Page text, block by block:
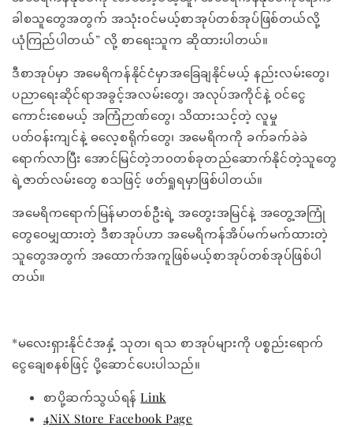
ခါစသူတွေအတွက် အသုံးဝင်မယ့်စာအုပ်တစ်အုပ်ဖြစ်တယ်လို့
ယုံကြည်ပါတယ်” လို့ စာရေးသူက ဆိုထားပါတယ်။
ဒီစာအုပ်မှာ အမေရိကန်နိုင်ငံမှာအခြေချနိုင်မယ့် နည်းလမ်းတွေ၊
ပညာရေးဆိုင်ရာအခွင့်အလမ်းတွေ၊ အလုပ်အကိုင်နဲ့ ဝင်ငွေ
ကောင်းစေမယ့် အကြံဉာဏ်တွေ၊ သိထားသင့်တဲ့ လူမှု
ပတ်ဝန်းကျင်နဲ့ ဓလေ့စရိုက်တွေ၊ အမေရိကကို ခက်ခက်ခဲခဲ
ရောက်လာပြီး အောင်မြင်တဲ့ဘ၀တစ်ခုတည်ဆောက်နိုင်တဲ့သူတွေ
ရဲ့ဇာတ်လမ်းတွေ စသဖြင့် ဖတ်ရှုရမှာဖြစ်ပါတယ်။
အမေရိကရောက်မြန်မာတစ်ဦးရဲ့ အတွေးအမြင်နဲ့ အတွေ့အကြုံ
တွေဝေမျှထားတဲ့ ဒီစာအုပ်ဟာ အမေရိကန်အိပ်မက်မက်ထားတဲ့
သူတွေအတွက် အထောက်အကူဖြစ်မယ့်စာအုပ်တစ်အုပ်ဖြစ်ပါ
တယ်။
*မလေးရှားနိုင်ငံအနှံ့ သုတ၊ ရသ စာအုပ်များကို ပစ္စည်းရောက်
ငွေချေစနစ်ဖြင့် ပို့ဆောင်ပေးပါသည်။
စာပို့ဆက်သွယ်ရန်Link
4NiX Store Facebook Page